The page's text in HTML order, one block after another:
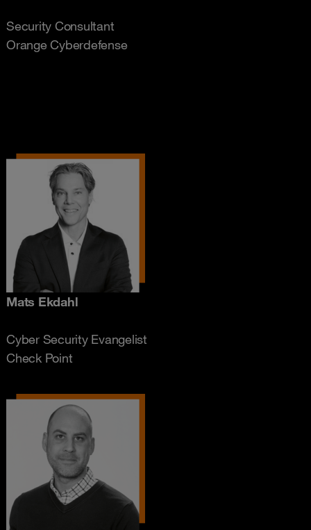
Security Consultant
Orange Cyberdefense
Mats Ekdahl
Cyber Security Evangelist
Check Point